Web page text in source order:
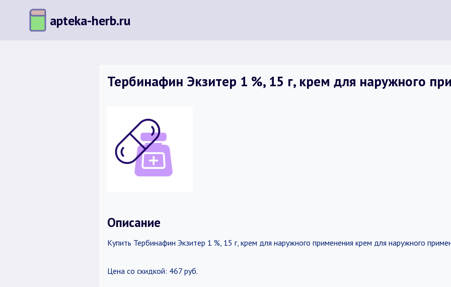
содержимому
apteka-herb.ru
Тербинафин Экзитер 1 %, 15 г, крем для наружного
Описание
Купить Тербинафин Экзитер 1 %, 15 г, крем для наружного применения крем для наружного
Цена со скидкой: 467 руб.